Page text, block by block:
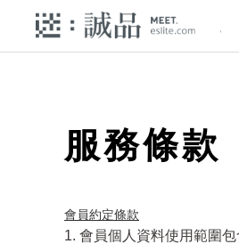
服務條款
會員約定條款​
1. 會員個人資料使用範圍